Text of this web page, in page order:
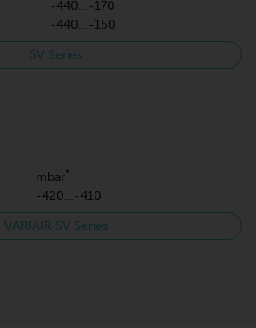
-440…-170
-440…-150
SV Series
mbar*
-420…-410
VARIAIR SV Series